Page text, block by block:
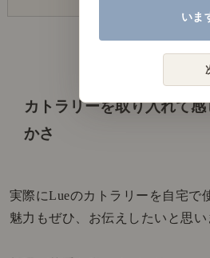
カトラリーを取り入れて
かさ
実際にLueのカトラリーを自宅で
魅力もぜひ、お伝えしたいと思い
いま